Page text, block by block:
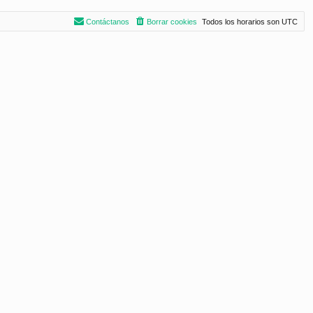
Todos los horarios son UTC
Borrar cookies
Contáctanos